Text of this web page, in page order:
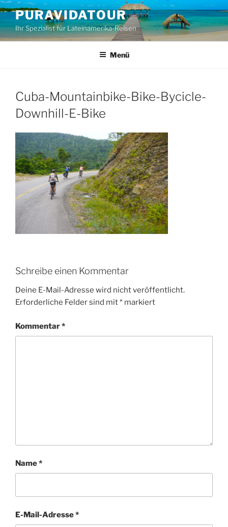
Zum
Inhalt
springen
PURAVIDATOUR
Ihr Spezialist für Lateinamerika-Reisen
Menü
Cuba-Mountainbike-Bike-Bycicle-
Downhill-E-Bike
Schreibe einen Kommentar
Deine E-Mail-Adresse wird nicht veröffentlicht.
Erforderliche Felder sind mit* markiert
Kommentar*
Name*
E-Mail-Adresse*